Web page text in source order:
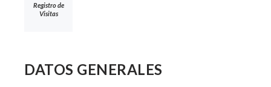
Registro de
Visitas
DATOS GENERALES